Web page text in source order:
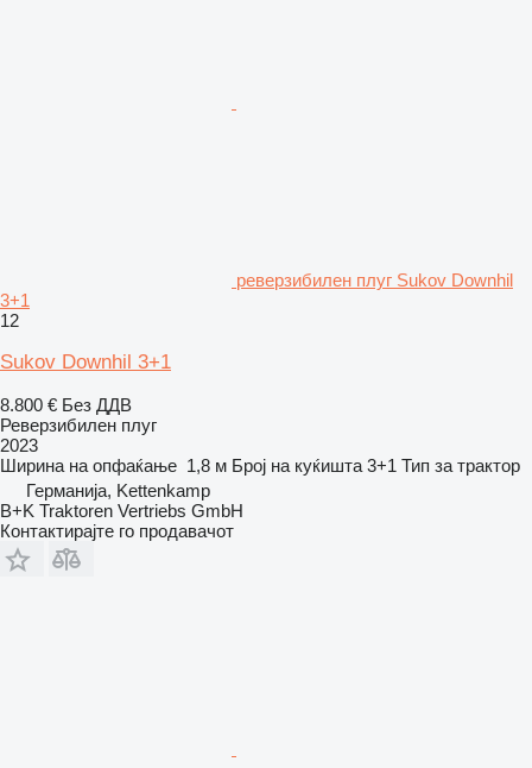
реверзибилен плуг Sukov Downhil
3+1
12
Sukov Downhil 3+1
8.800 € Без ДДВ
Реверзибилен плуг
2023
Ширина на опфаќање 1,8 м Број на куќишта 3+1 Тип за трактор
Германија, Kettenkamp
B+K Traktoren Vertriebs GmbH
Контактирајте го продавачот